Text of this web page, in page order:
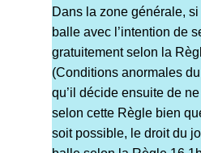
Dans la zone générale,
balle avec l’intention de
gratuitement selon la
(Conditions anormales
qu’il décide ensuite de
selon cette Règle bien
soit possible, le droit du